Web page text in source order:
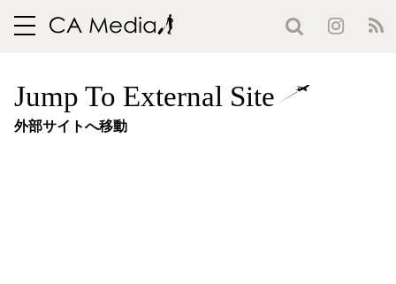
toggle
Jump To External Site
外部サイトへ移動